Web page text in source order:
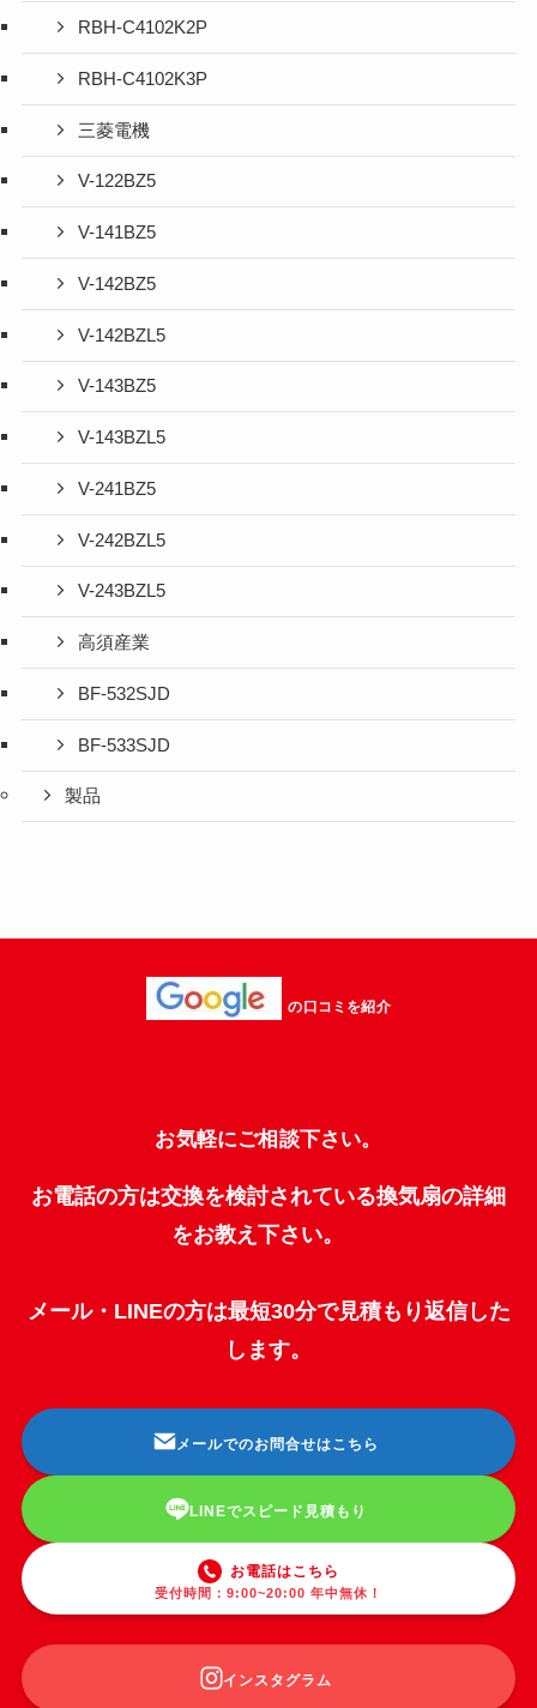
RBH-C4102K2P
RBH-C4102K3P
三菱電機
V-122BZ5
V-141BZ5
V-142BZ5
V-142BZL5
V-143BZ5
V-143BZL5
V-241BZ5
V-242BZL5
V-243BZL5
高須産業
BF-532SJD
BF-533SJD
製品
の口コミを紹介
お気軽にご相談下さい。
お電話の方は交換を検討されている換気扇の詳細
をお教え下さい。
メール・LINEの方は最短30分で見積もり返信した
します。
メールでのお問合せはこちら
LINEでスピード見積もり
お電話はこちら
受付時間：9:00~20:00 年中無休！
インスタグラム